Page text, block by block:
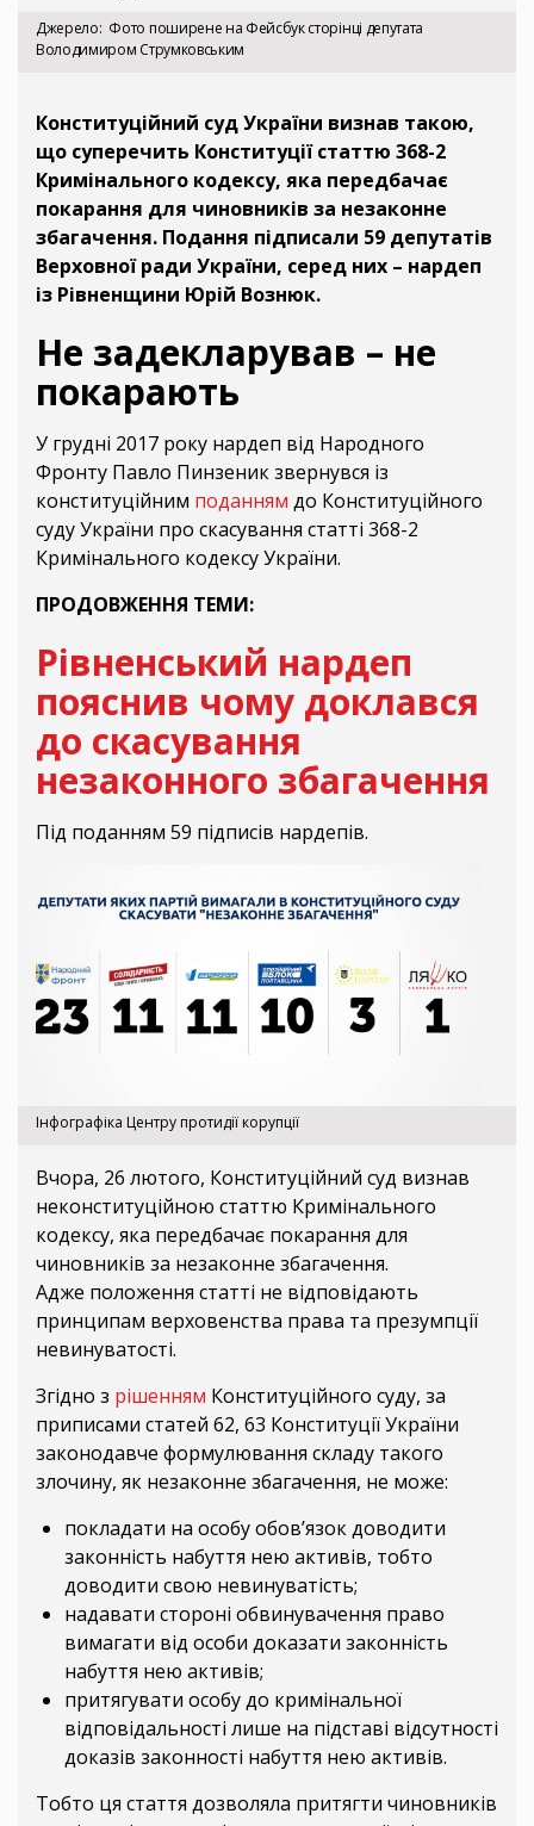
Джерело Фото поширене на Фейсбук сторінці депутата
Володимиром Струмковським
Конституційний суд України визнав такою,
що суперечить Конституції статтю 368-2
Кримінального кодексу, яка передбачає
покарання для чиновників за незаконне
збагачення. Подання підписали 59 депутатів
Верховної ради України, серед них – нардеп
із Рівненщини Юрій Вознюк.
Не задекларував – не
покарають
У грудні 2017 року нардеп від Народного
Фронту Павло Пинзеник звернувся із
конституційним поданням до Конституційного
суду України про скасування статті 368-2
Кримінального кодексу України.
ПРОДОВЖЕННЯ ТЕМИ:
Рівненський нардеп
пояснив чому доклався
до скасування
незаконного збагачення
Під поданням 59 підписів нардепів.
Інфографіка Центру протидії корупції
Вчора, 26 лютого, Конституційний суд визнав
неконституційною статтю Кримінального
кодексу, яка передбачає покарання для
чиновників за незаконне збагачення.
Адже положення статті не відповідають
принципам верховенства права та презумпції
невинуватості.
Згідно з рішенням Конституційного суду, за
приписами статей 62, 63 Конституції України
законодавче формулювання складу такого
злочину, як незаконне збагачення, не може:
покладати на особу обов’язок доводити
законність набуття нею активів, тобто
доводити свою невинуватість;
надавати стороні обвинувачення право
вимагати від особи доказати законність
набуття нею активів;
притягувати особу до кримінальної
відповідальності лише на підставі відсутності
доказів законності набуття нею активів.
Тобто ця стаття дозволяла притягти чиновників